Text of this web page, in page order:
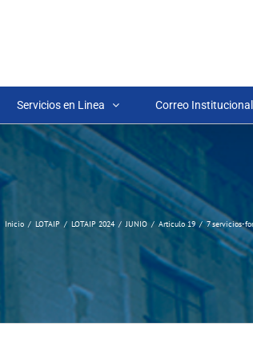
Servicios en Linea Correo Institucional
Inicio LOTAIP LOTAIP 2024 JUNIO Articulo 19 7 servicios-